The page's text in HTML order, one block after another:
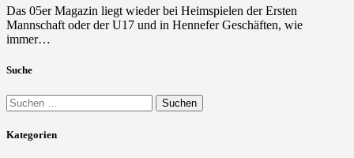
Das 05er Magazin liegt wieder bei Heimspielen der Ersten
Mannschaft oder der U17 und in Hennefer Geschäften, wie
immer…
Suche
Suchen
nach:
Kategorien